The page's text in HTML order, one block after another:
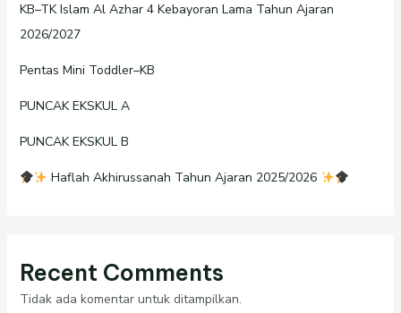
KB–TK Islam Al Azhar 4 Kebayoran Lama Tahun Ajaran
2026/2027
Pentas Mini Toddler–KB
PUNCAK EKSKUL A
PUNCAK EKSKUL B
Haflah Akhirussanah Tahun Ajaran 2025/2026
Recent Comments
Tidak ada komentar untuk ditampilkan.